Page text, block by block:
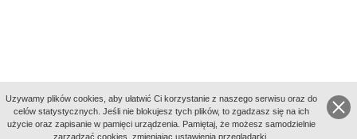
Uzywamy plików cookies, aby ułatwić Ci korzystanie z naszego serwisu oraz do
celów statystycznych. Jeśli nie blokujesz tych plików, to zgadzasz się na ich
użycie oraz zapisanie w pamięci urządzenia. Pamiętaj, że możesz samodzielnie
zarządzać cookies, zmieniając ustawienia przeglądarki.